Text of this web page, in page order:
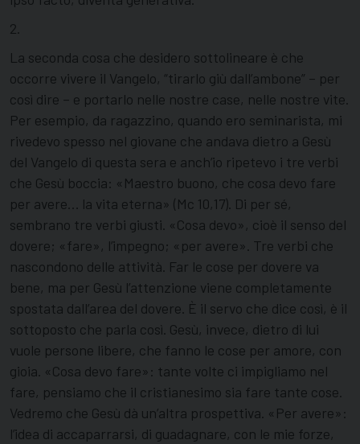
2.
La seconda cosa che desidero sottolineare è che
occorre vivere il Vangelo, “tirarlo giù dall’ambone” – per
così dire – e portarlo nelle nostre case, nelle nostre vite.
Per esempio, da ragazzino, quando ero seminarista, mi
rivedevo spesso nel giovane che andava dietro a Gesù
del Vangelo di questa sera e anch’io ripetevo i tre verbi
che Gesù boccia: «Maestro buono, che cosa devo fare
per avere… la vita eterna» (Mc 10,17). Di per sé,
sembrano tre verbi giusti. «Cosa devo», cioè il senso del
dovere; «fare», l’impegno; «per avere». Tre verbi che
nascondono delle attività. Far le cose per dovere va
bene, ma per Gesù l’attenzione viene completamente
spostata dall’area del dovere. È il servo che dice così, è il
sottoposto che parla così. Gesù, invece, dietro di lui
vuole persone libere, che fanno le cose per amore, con
gioia. «Cosa devo fare»: tante volte ci impigliamo nel
fare, pensiamo che il cristianesimo sia fare tante cose.
Vedremo che Gesù dà un’altra prospettiva. «Per avere»:
l’idea di accaparrarsi, di guadagnare, con le mie forze,